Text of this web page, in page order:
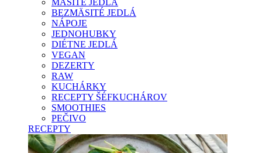
MÄSITÉ JEDLÁ
BEZMÄSITÉ JEDLÁ
NÁPOJE
JEDNOHUBKY
DIÉTNE JEDLÁ
VEGAN
DEZERTY
RAW
KUCHÁRKY
RECEPTY ŠÉFKUCHÁROV
SMOOTHIES
PEČIVO
RECEPTY